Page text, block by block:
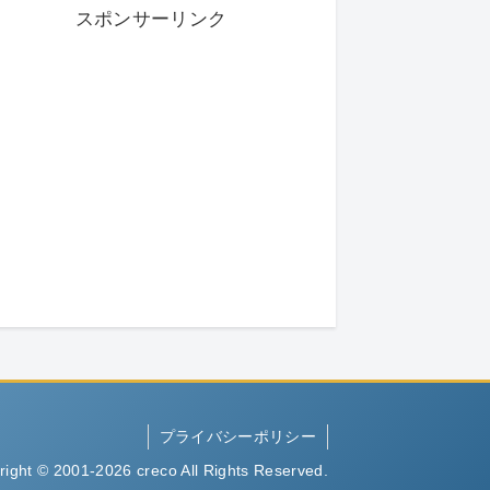
スポンサーリンク
プライバシーポリシー
© 2001-2026 creco All Rights Reserved.